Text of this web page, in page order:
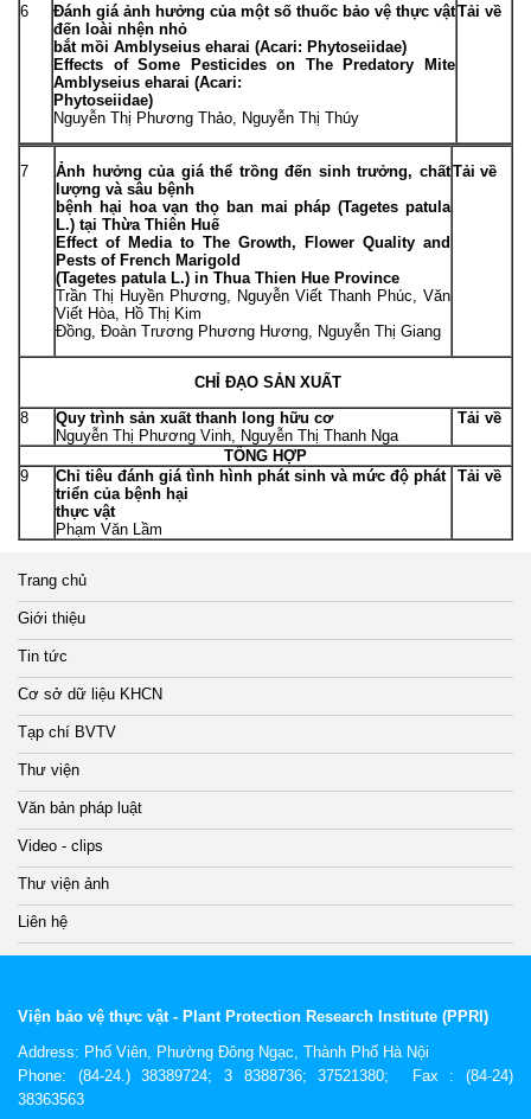
6
Đánh giá ảnh hưởng của một số thuốc bảo vệ thực vật
đến loài nhện nhỏ
bắt mồi Amblyseius eharai (Acari: Phytoseiidae)
Effects of Some Pesticides on The Predatory Mite
Amblyseius eharai (Acari:
Phytoseiidae)
Nguyễn Thị Phương Thảo, Nguyễn Thị Thúy
Tải về
7
Ảnh hưởng của giá thể trồng đến sinh trưởng, chất
lượng và sâu bệnh
bệnh hại hoa vạn thọ ban mai pháp(Tagetes patula
L.) tại Thừa Thiên Huế
Effect of Media to The Growth, Flower Quality and
Pests of French Marigold
(Tagetes patula L.) in Thua Thien Hue Province
Trần Thị Huyền Phương, Nguyễn Viết Thanh Phúc, Văn
Viết Hòa, Hồ Thị Kim
Đồng, Đoàn Trương Phương Hương, Nguyễn Thị Giang
Tải về
CHỈ ĐẠO SẢN XUẤT
8
Quy trình sản xuất thanh long hữu cơ
Nguyễn Thị Phương Vinh, Nguyễn Thị Thanh Nga
Tải về
TỔNG HỢP
9
Chỉ tiêu đánh giá tình hình phát sinh và mức độ phát
triển của bệnh hại
thực vật
Phạm Văn Lầm
Tải về
Trang chủ
Giới thiệu
Tin tức
Cơ sở dữ liệu KHCN
Tạp chí BVTV
Thư viện
Văn bản pháp luật
Video - clips
Thư viện ảnh
Liên hệ
Viện bảo vệ thực vật - Plant Protection Research Institute (PPRI)
Address: Phố Viên, Phường Đông Ngạc, Thành Phố Hà Nội
Phone: (84-24.) 38389724; 3 8388736; 37521380; Fax : (84-24)
38363563